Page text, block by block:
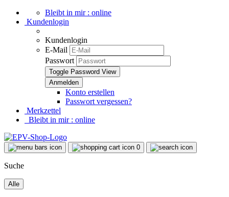
Bleibt in mir : online
Kundenlogin
Kundenlogin
E-Mail
Passwort
Toggle Password View
Konto erstellen
Passwort vergessen?
Merkzettel
Bleibt in mir : online
0
Suche
Alle